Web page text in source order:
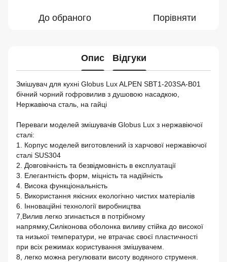
До обраного Порівняти
Опис Відгуки
Змішувач для кухні Globus Lux ALPEN SBT1-203SA-B01
бічний чорний гофровилив з душовою насадкою,
Нержавіюча сталь, на гайці
Переваги моделей змішувачів Globus Lux з нержавіючої
сталі:
1. Корпус моделей виготовлений із харчової нержавіючої
сталі SUS304
2. Довговічність та безвідмовність в експлуатації
3. Елегантність форм, міцність та надійність
4. Висока функціональність
5. Використання якісних екологічно чистих матеріалів
6. Інноваційні технології виробництва
7,Вилив легко згинається в потрібному
напрямку,Силіконова оболонка виливу стійка до високої
та низької температури, не втрачає своєї пластичності
при всіх режимах користування змішувачем.
8, легко можна регулювати висоту водяного струменя.